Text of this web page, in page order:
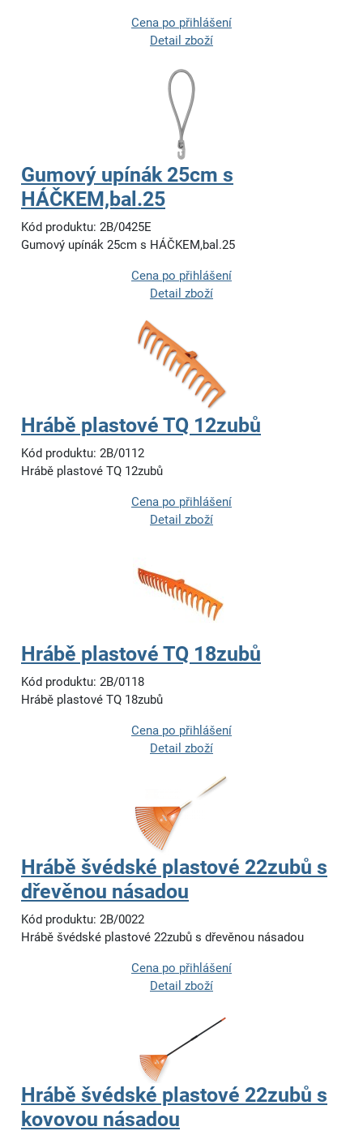
Cena po přihlášení
Detail zboží
Gumový upínák 25cm s
HÁČKEM,bal.25
Kód produktu: 2B/0425E
Gumový upínák 25cm s HÁČKEM,bal.25
Cena po přihlášení
Detail zboží
Hrábě plastové TQ 12zubů
Kód produktu: 2B/0112
Hrábě plastové TQ 12zubů
Cena po přihlášení
Detail zboží
Hrábě plastové TQ 18zubů
Kód produktu: 2B/0118
Hrábě plastové TQ 18zubů
Cena po přihlášení
Detail zboží
Hrábě švédské plastové 22zubů s
dřevěnou násadou
Kód produktu: 2B/0022
Hrábě švédské plastové 22zubů s dřevěnou násadou
Cena po přihlášení
Detail zboží
Hrábě švédské plastové 22zubů s
kovovou násadou